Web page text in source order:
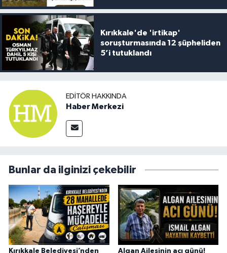
Kırıkkale'de 'irtikap'
soruşturmasında 12 şüpheliden
5’i tutuklandı
EDITÖR HAKKINDA
Haber Merkezi
Bunlar da ilginizi çekebilir
Kırıkkale Belediyesi’nden Algan Ailesinin acı günü!